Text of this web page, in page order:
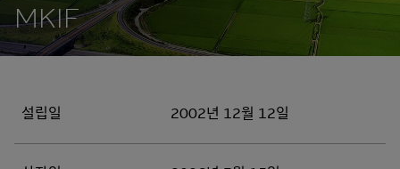
MKIF
설립일 2002년 12월 12일